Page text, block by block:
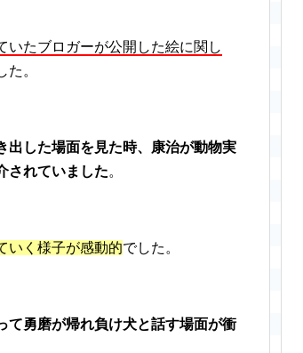
いたブロガーが公開した絵に関し
た。
出した場面を見た時、康治が動物実
されていました。
いく様子が感動的でした。
て勇磨が帰れ負け犬と話す場面が衝